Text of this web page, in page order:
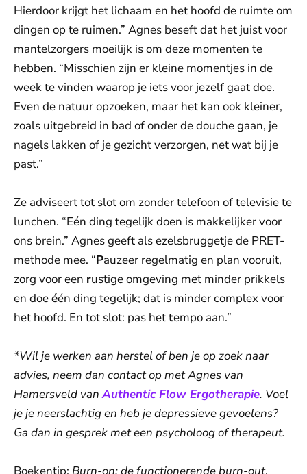
Hierdoor krijgt het lichaam en het hoofd de ruimte om
dingen op te ruimen.” Agnes beseft dat het juist voor
mantelzorgers moeilijk is om deze momenten te
hebben. “Misschien zijn er kleine momentjes in de
week te vinden waarop je iets voor jezelf gaat doe.
Even de natuur opzoeken, maar het kan ook kleiner,
zoals uitgebreid in bad of onder de douche gaan, je
nagels lakken of je gezicht verzorgen, net wat bij je
past.”
Ze adviseert tot slot om zonder telefoon of televisie te
lunchen. “Eén ding tegelijk doen is makkelijker voor
ons brein.” Agnes geeft als ezelsbruggetje de PRET-
methode mee. “Pauzeer regelmatig en plan vooruit,
zorg voor een rustige omgeving met minder prikkels
en doeéén ding tegelijk; dat is minder complex voor
het hoofd. En tot slot: pas hettempo aan.”
*Wil je werken aan herstel of ben je op zoek naar
advies, neem dan contact op met Agnes van
Hamersveld vanAuthentic Flow Ergotherapie. Voel
je je neerslachtig en heb je depressieve gevoelens?
Ga dan in gesprek met een psycholoog of therapeut.